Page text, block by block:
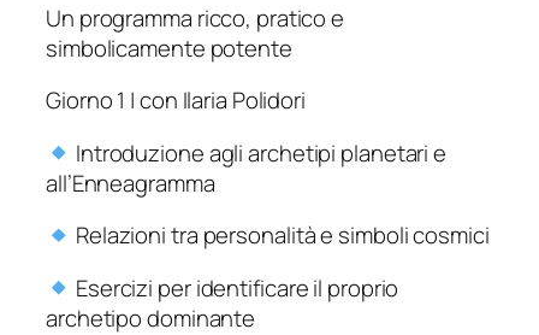
Un programma ricco, pratico e
simbolicamente potente
Giorno 1 | con Ilaria Polidori
Introduzione agli archetipi planetari e
all’Enneagramma
Relazioni tra personalità e simboli cosmici
Esercizi per identificare il proprio
archetipo dominante